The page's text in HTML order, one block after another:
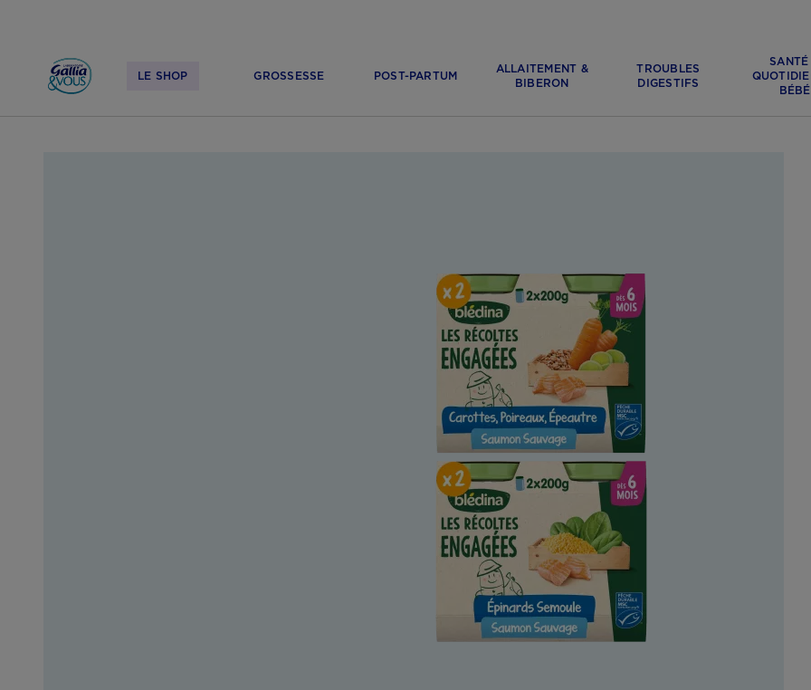
LE SHOP GROSSESSE POST-PARTUM
ALLAITEMENT &
BIBERON
TROUBLES
DIGESTIFS
SANTÉ
BÉBÉ
LE SHOP